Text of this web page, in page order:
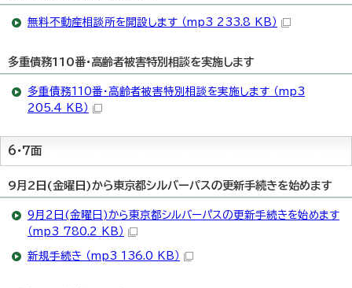
無料不動産相談所を開設します （mp3 233.8 KB）
多重債務110番・高齢者被害特別相談を実施します
多重債務110番・高齢者被害特別相談を実施します （mp3
205.4 KB）
6・7面
9月2日(金曜日)から東京都シルバーパスの更新手続きを始めます
9月2日(金曜日)から東京都シルバーパスの更新手続きを始めます
（mp3 780.2 KB）
新規手続き （mp3 136.0 KB）